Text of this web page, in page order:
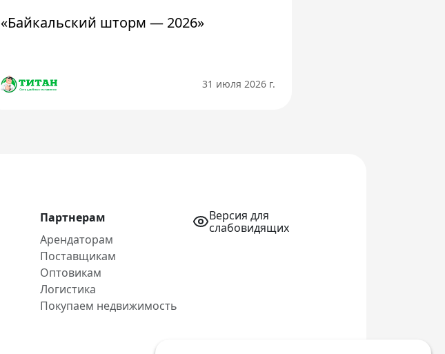
«Байкальский шторм — 2026»
31 июля 2026 г.
Партнерам
Арендаторам
Поставщикам
Оптовикам
Логистика
Покупаем недвижимость
Версия для
слабовидящих